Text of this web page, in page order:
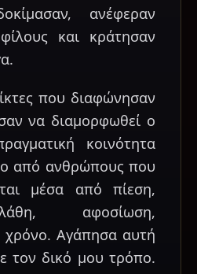
ανέφεραν
και κράτησαν
που διαφώνησαν
να διαμορφωθεί ο
κοινότητα
από ανθρώπους που
μέσα από πίεση,
αφοσίωση,
χρόνο. Αγάπησα αυτή
τον δικό μου τρόπο.